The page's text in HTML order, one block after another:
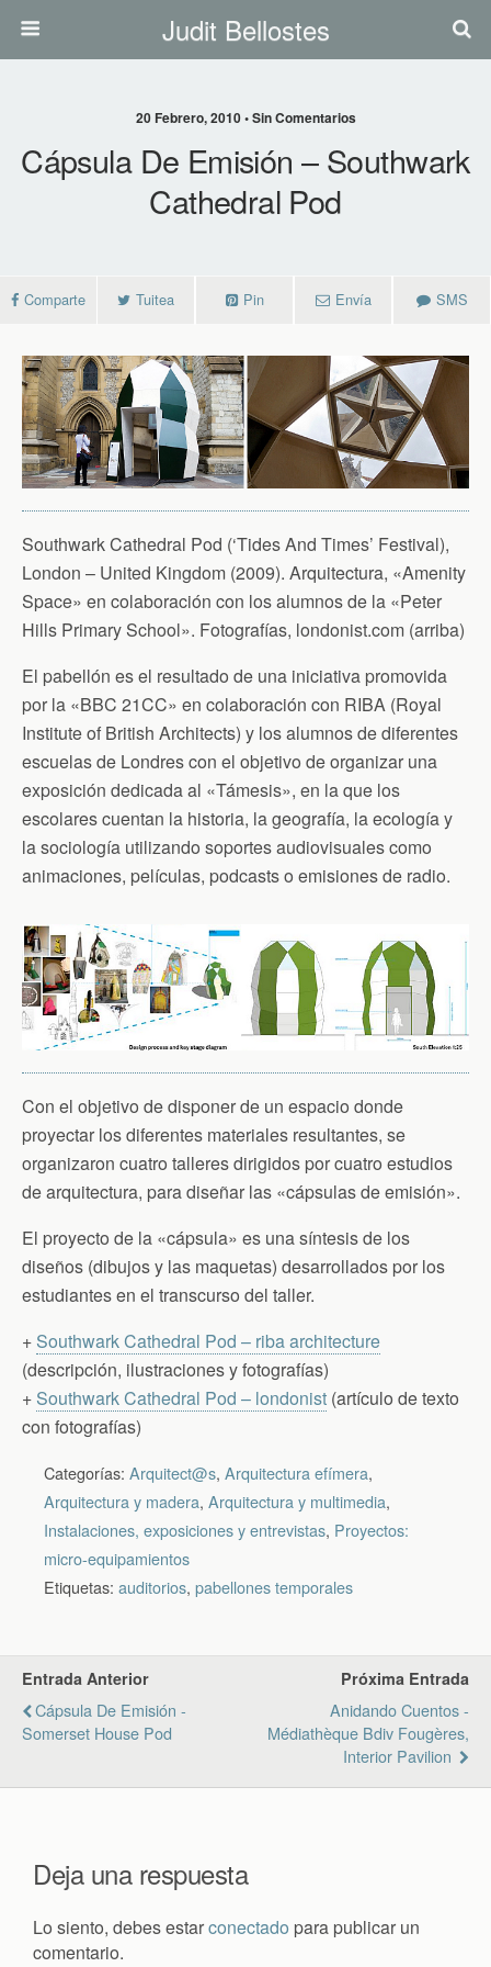
Judit Bellostes
20 Febrero, 2010 • Sin Comentarios
Cápsula De Emisión – Southwark
Cathedral Pod
Comparte Tuitea Pin Envía SMS
Southwark Cathedral Pod (‘Tides And Times’ Festival),
London – United Kingdom (2009). Arquitectura, «Amenity
Space» en colaboración con los alumnos de la «Peter
Hills Primary School». Fotografías, londonist.com (arriba)
El pabellón es el resultado de una iniciativa promovida
por la «BBC 21CC» en colaboración con RIBA (Royal
Institute of British Architects) y los alumnos de diferentes
escuelas de Londres con el objetivo de organizar una
exposición dedicada al «Támesis», en la que los
escolares cuentan la historia, la geografía, la ecología y
la sociología utilizando soportes audiovisuales como
animaciones, películas, podcasts o emisiones de radio.
Con el objetivo de disponer de un espacio donde
proyectar los diferentes materiales resultantes, se
organizaron cuatro talleres dirigidos por cuatro estudios
de arquitectura, para diseñar las «cápsulas de emisión».
El proyecto de la «cápsula» es una síntesis de los
diseños (dibujos y las maquetas) desarrollados por los
estudiantes en el transcurso del taller.
+ Southwark Cathedral Pod – riba architecture
(descripción, ilustraciones y fotografías)
+ Southwark Cathedral Pod – londonist (artículo de texto
con fotografías)
Categorías: Arquitect@s, Arquitectura efímera,
Arquitectura y madera, Arquitectura y multimedia,
Instalaciones, exposiciones y entrevistas, Proyectos:
micro-equipamientos
Etiquetas: auditorios, pabellones temporales
Entrada Anterior
Cápsula De Emisión -
Somerset House Pod
Próxima Entrada
Anidando Cuentos -
Médiathèque Bdiv Fougères,
Interior Pavilion
Deja una respuesta
Lo siento, debes estarconectado para publicar un
comentario.